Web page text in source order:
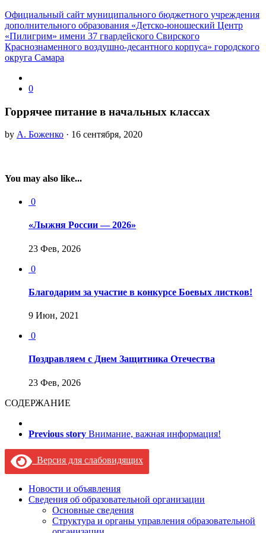
Официальный сайт муниципального бюджетного учреждения
дополнительного образования «Детско-юношеский Центр
«Пилигрим» имени 37 гвардейского Свирского
Краснознаменного воздушно-десантного корпуса» городского
округа Самара
0
Горрячее питание в начальных классах
by А. Боженко · 16 сентября, 2020
You may also like...
0
«Лыжня России — 2026»
23 Фев, 2026
0
Благодарим за участие в конкурсе Боевых листков!
9 Июн, 2021
0
Поздравляем с Днем Защитника Отечества
23 Фев, 2026
СОДЕРЖАНИЕ
Previous story Внимание, важная информация!
Версия для слабовидящих
Новости и объявления
Сведения об образовательной организации
Основные сведения
Структура и органы управления образовательной